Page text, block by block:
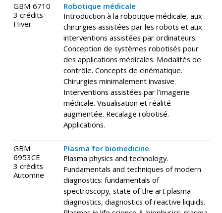
GBM 6710
3 crédits
Hiver
Robotique médicale
Introduction à la robotique médicale, aux
chirurgies assistées par les robots et aux
interventions assistées par ordinateurs.
Conception de systèmes robotisés pour
des applications médicales. Modalités de
contrôle. Concepts de cinématique.
Chirurgies minimalement invasive.
Interventions assistées par l’imagerie
médicale. Visualisation et réalité
augmentée. Recalage robotisé.
Applications.
GBM
6953CE
3 crédits
Automne
Plasma for biomedicine
Plasma physics and technology.
Fundamentals and techniques of modern
diagnostics: fundamentals of
spectroscopy, state of the art plasma
diagnostics, diagnostics of reactive liquids.